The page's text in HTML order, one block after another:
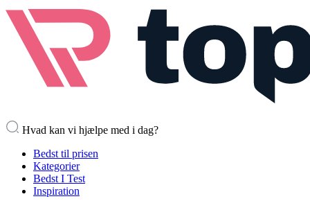
Hvad kan vi hjælpe med i dag?
Bedst til prisen
Kategorier
Bedst I Test
Inspiration